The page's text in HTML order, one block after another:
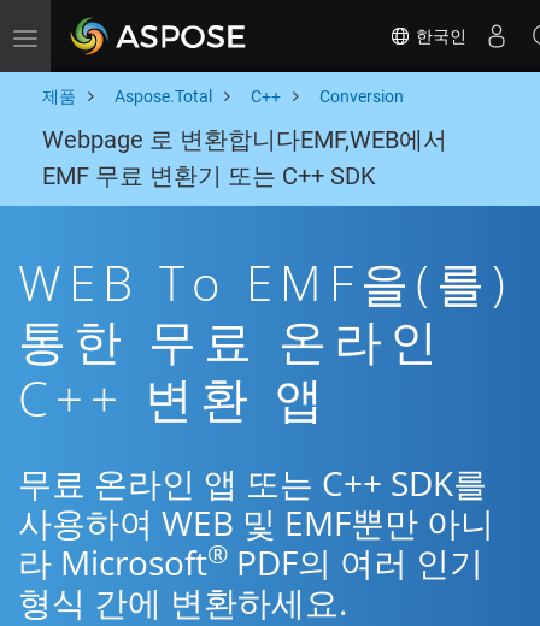
Toggle navigation 한국인
제품 Aspose.Total C++ Conversion
Webpage 로 변환합니다EMF,WEB에서
EMF 무료 변환기 또는 C++ SDK
WEB To EMF을(를)
통한 무료 온라인
C++ 변환 앱
무료 온라인 앱 또는 C++ SDK를
사용하여 WEB 및 EMF뿐만 아니
라 Microsoft® PDF의 여러 인기
형식 간에 변환하세요.